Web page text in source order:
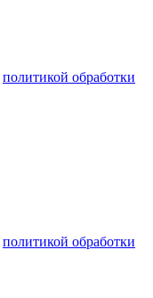
политикой обработки
политикой обработки